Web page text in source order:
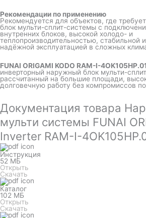
Рекомендации по применению
Рекомендуется для объектов, где
блок мульти-сплит-системы с
внутренних блоков, высокой холодо- и
теплопроизводительностью, стабильной
надёжной эксплуатацией в сложных
FUNAI ORIGAMI KODO RAM-I-
инверторный наружный блок мульти-
рассчитанный на большие площади,
долговечную работу без компромиссов
Документация товара
мульти системы FUNAI
Inverter RAM-I-
Инструкция
52 МБ
Открыть
Скачать
Каталог
102 МБ
Открыть
Скачать